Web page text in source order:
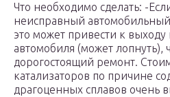
Что необходимо сделать: -
неисправный автомобильный
это может привести к выходу
автомобиля (может лопнуть),
дорогостоящий ремонт.
катализаторов по причине
драгоценных сплавов очень